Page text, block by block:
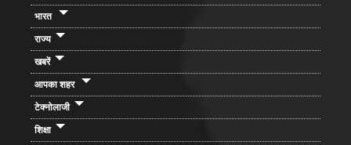
भारत
राज्य
खबरें
आपका शहर
टेक्नोलाजी
शिक्षा